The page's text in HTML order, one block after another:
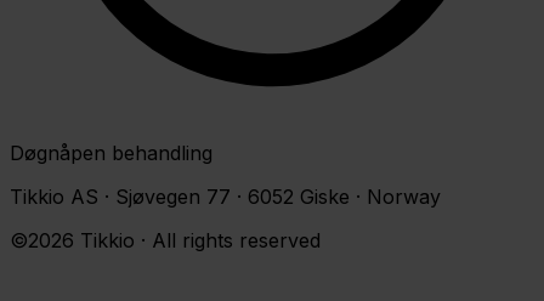
Døgnåpen behandling
Tikkio AS · Sjøvegen 77 · 6052 Giske · Norway
©2026 Tikkio · All rights reserved